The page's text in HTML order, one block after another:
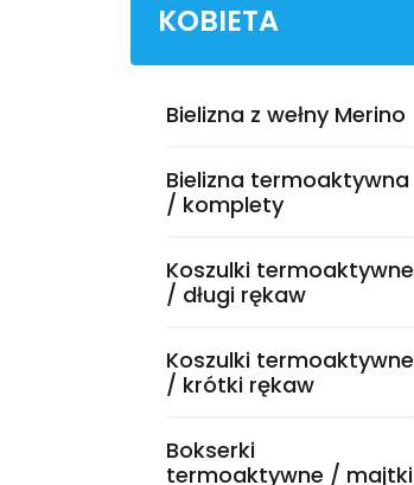
KOBIETA
Bielizna z wełny Merino
Bielizna termoaktywna
/ komplety
Koszulki termoaktywne
/ długi rękaw
Koszulki termoaktywne
/ krótki rękaw
Bokserki
termoaktywne / majtki